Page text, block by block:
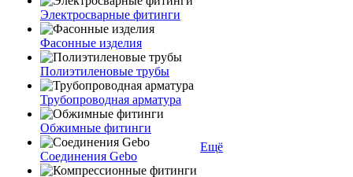
Электросварные фитинги
Фасонные изделия
Полиэтиленовые трубы
Трубопроводная арматура
Обжимные фитинги
Соединения Gebo
Ещё